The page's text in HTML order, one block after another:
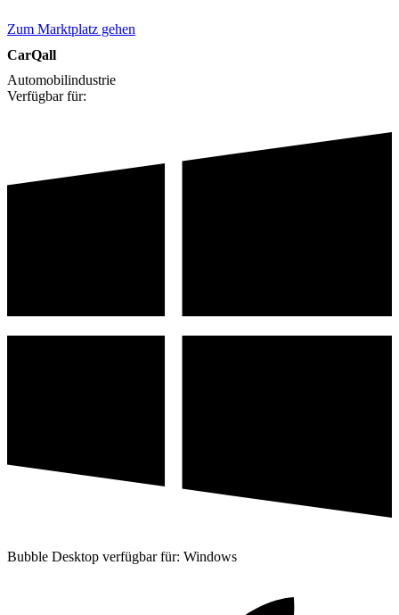
Zum Marktplatz gehen
CarQall
Automobilindustrie
Verfügbar für:
Bubble Desktop verfügbar für: Windows